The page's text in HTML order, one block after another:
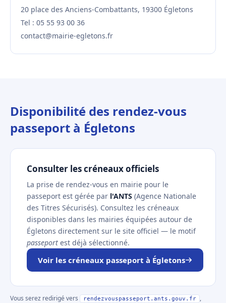
20 place des Anciens-Combattants, 19300 Égletons
Tel : 05 55 93 00 36
contact@mairie-egletons.fr
Disponibilité des rendez-vous
passeport à Égletons
Consulter les créneaux officiels
La prise de rendez-vous en mairie pour le
passeport est gérée par l'ANTS (Agence Nationale
des Titres Sécurisés). Consultez les créneaux
disponibles dans les mairies équipées autour de
Égletons directement sur le site officiel — le motif
passeport est déjà sélectionné.
Voir les créneaux passeport à Égletons
Vous serez redirigé vers rendezvouspasseport.ants.gouv.fr
,